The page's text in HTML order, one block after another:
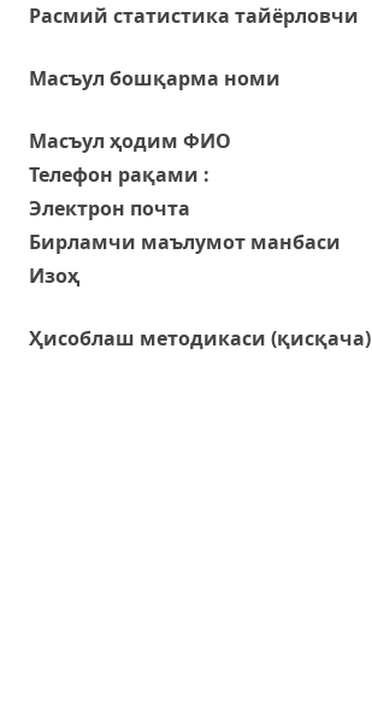
Расмий статистика тайёрловчи
Масъул бошқарма номи
Масъул ҳодим ФИО
Телефон рақами :
Электрон почта
Бирламчи маълумот манбаси
Изоҳ
Ҳисоблаш методикаси (қисқача)